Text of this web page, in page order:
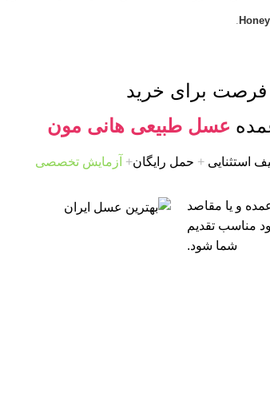
فرصت برای خرید
عسل طبیعی هانی مون
استثنایی + حمل رایگان+ آزمایش تخصصی
و یا مقاصد
مناسب تقدیم
شما شود.